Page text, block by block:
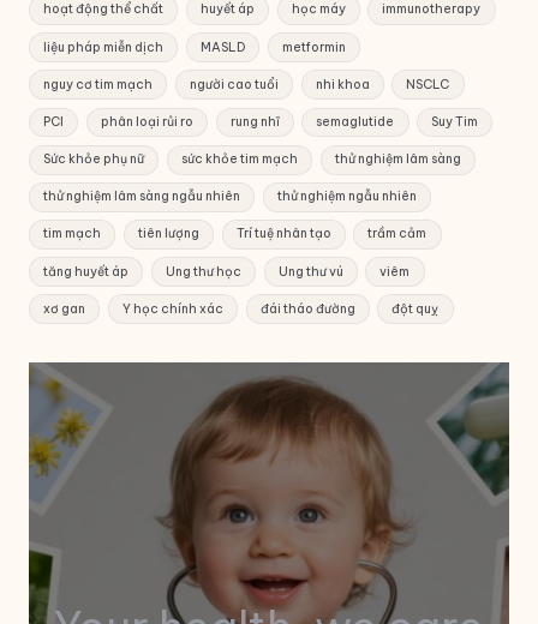
hoạt động thể chất huyết áp học máy immunotherapy
liệu pháp miễn dịch MASLD metformin
nguy cơ tim mạch người cao tuổi nhi khoa NSCLC
PCI phân loại rủi ro rung nhĩ semaglutide Suy Tim
Sức khỏe phụ nữ sức khỏe tim mạch thử nghiệm lâm sàng
thử nghiệm lâm sàng ngẫu nhiên thử nghiệm ngẫu nhiên
tim mạch tiên lượng Trí tuệ nhân tạo trầm cảm
tăng huyết áp Ung thư học Ung thư vú viêm
xơ gan Y học chính xác đái tháo đường đột quỵ